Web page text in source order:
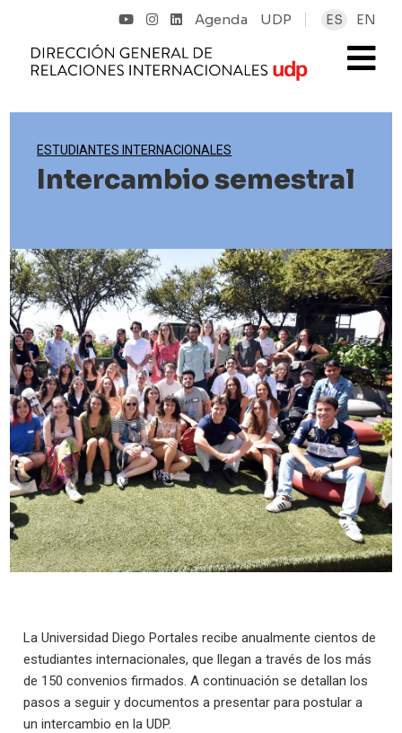
Agenda UDP ES EN
ESTUDIANTES INTERNACIONALES
Intercambio semestral
La Universidad Diego Portales recibe anualmente cientos de
estudiantes internacionales, que llegan a través de los más
de 150 convenios firmados. A continuación se detallan los
pasos a seguir y documentos a presentar para postular a
un intercambio en la UDP.